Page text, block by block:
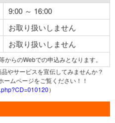
9:00 ～ 16:00
お取り扱いしません
お取り扱いしません
らのWebでの申込みとなります。
やサービスを宣伝してみませんか？
ムページをご覧ください！！
）